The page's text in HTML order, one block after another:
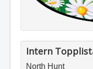
Intern
North Hunt